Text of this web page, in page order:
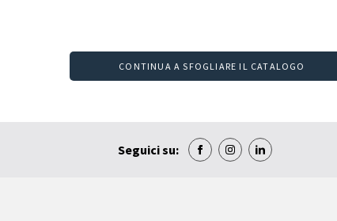
CONTINUA A SFOGLIARE IL CATALOGO
Seguici su: